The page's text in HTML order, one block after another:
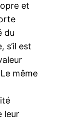
et
du
s’il est
même
leur